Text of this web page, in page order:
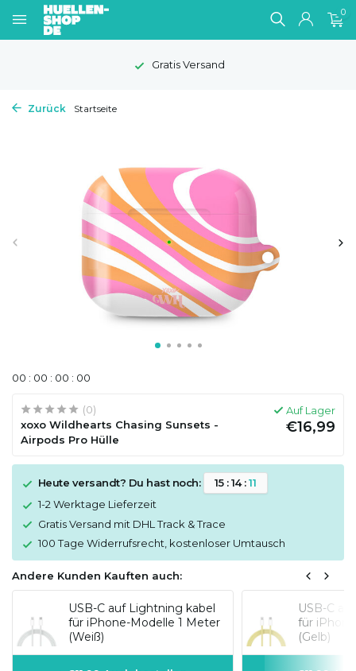
0
Gratis Versand
Zurück Startseite
00 : 00 : 00 : 00
(0)
xoxo Wildhearts Chasing Sunsets -
Airpods Pro Hülle
Auf Lager
€16,99
Heute versandt? Du hast noch: 15:14:11
1-2 Werktage Lieferzeit
Gratis Versand mit DHL Track & Trace
100 Tage Widerrufsrecht, kostenloser Umtausch
Andere Kunden Kauften auch:
USB-C auf Lightning kabel
für iPhone-Modelle 1 Meter
(Weiß)
USB-C
für
(Gelb)